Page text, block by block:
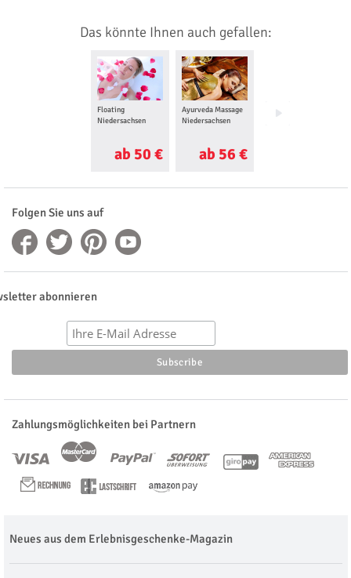
Das könnte Ihnen auch gefallen:
Floating
Niedersachsen
ab 50 €
Ayurveda Massage
Niedersachsen
ab 56 €
Wellness
Folgen Sie uns auf
abonnieren
Zahlungsmöglichkeiten bei Partnern
Neues aus dem Erlebnisgeschenke-Magazin